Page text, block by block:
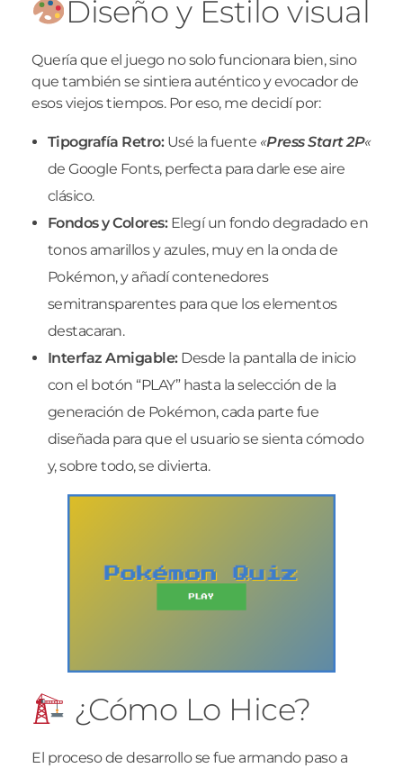
Diseño y Estilo visual
Quería que el juego no solo funcionara bien, sino
que también se sintiera auténtico y evocador de
esos viejos tiempos. Por eso, me decidí por:
Tipografía Retro:Usé la fuente «Press Start 2P«
de Google Fonts, perfecta para darle ese aire
clásico.
Fondos y Colores:Elegí un fondo degradado en
tonos amarillos y azules, muy en la onda de
Pokémon, y añadí contenedores
semitransparentes para que los elementos
destacaran.
Interfaz Amigable:Desde la pantalla de inicio
con el botón “PLAY” hasta la selección de la
generación de Pokémon, cada parte fue
diseñada para que el usuario se sienta cómodo
y, sobre todo, se divierta.
¿Cómo Lo Hice?
El proceso de desarrollo se fue armando paso a